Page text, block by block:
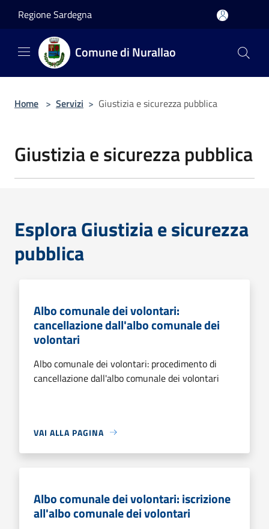
Regione Sardegna
Comune di Nurallao
Home > Servizi > Giustizia e sicurezza pubblica
Giustizia e sicurezza pubblica
Esplora Giustizia e sicurezza
pubblica
Albo comunale dei volontari:
cancellazione dall'albo comunale dei
volontari
Albo comunale dei volontari: procedimento di
cancellazione dall'albo comunale dei volontari
VAI ALLA PAGINA
Albo comunale dei volontari: iscrizione
all'albo comunale dei volontari